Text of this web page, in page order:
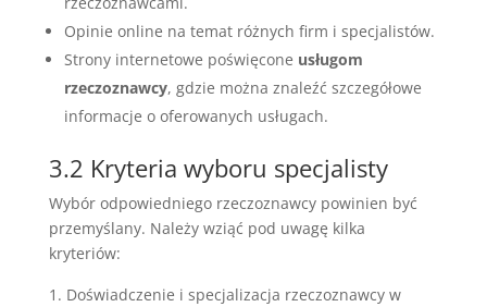
Opinie online na temat różnych firm i specjalistów.
Strony internetowe poświęcone usługom
rzeczoznawcy, gdzie można znaleźć szczegółowe
informacje o oferowanych usługach.
3.2 Kryteria wyboru specjalisty
Wybór odpowiedniego rzeczoznawcy powinien być
przemyślany. Należy wziąć pod uwagę kilka
kryteriów:
Doświadczenie i specjalizacja rzeczoznawcy w